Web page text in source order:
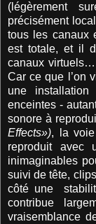
(légèrement
précisément
tous les canaux
est totale, et il
canaux
Car ce que l’on
une installation
enceintes -
sonore à
Effects»), la
reproduit avec
inimaginables
suivi de tête,
côté une
contribue
vraisemblance